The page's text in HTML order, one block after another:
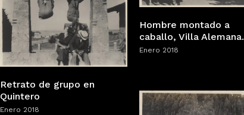
Hombre montado a
caballo, Villa Alemana.
Enero 2018
Retrato de grupo en
Quintero
Enero 2018